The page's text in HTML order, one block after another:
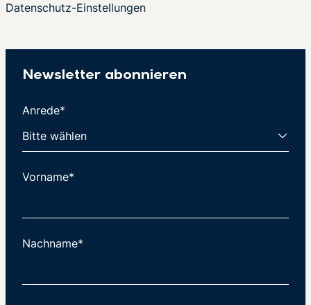
Datenschutz-Einstellungen
Newsletter abonnieren
Anrede*
Vorname*
Nachname*